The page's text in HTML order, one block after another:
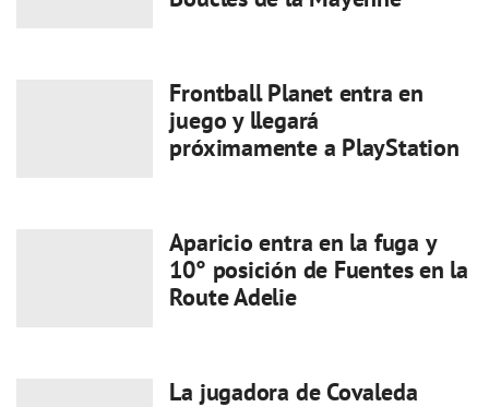
Frontball Planet entra en
juego y llegará
próximamente a PlayStation
Aparicio entra en la fuga y
10° posición de Fuentes en la
Route Adelie
La jugadora de Covaleda